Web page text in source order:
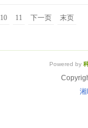
10 11 下一页 末页
Powered by